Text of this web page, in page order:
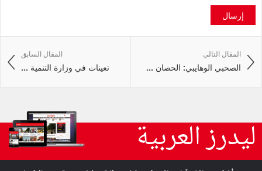
إرسال
المقال السابق
تعينات في وزارة التنمية ...
المقال التالي
الصحبي الوهايبي: الحصان ...
ليدرز العربية